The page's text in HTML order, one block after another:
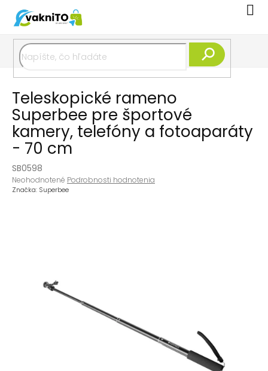
obsah
Teleskopické rameno
Superbee pre športové
kamery, telefóny a fotoaparáty
- 70 cm
SB0598
Priemerné
hodnotenie
Neohodnotené Podrobnosti hodnotenia
Značka: Superbee